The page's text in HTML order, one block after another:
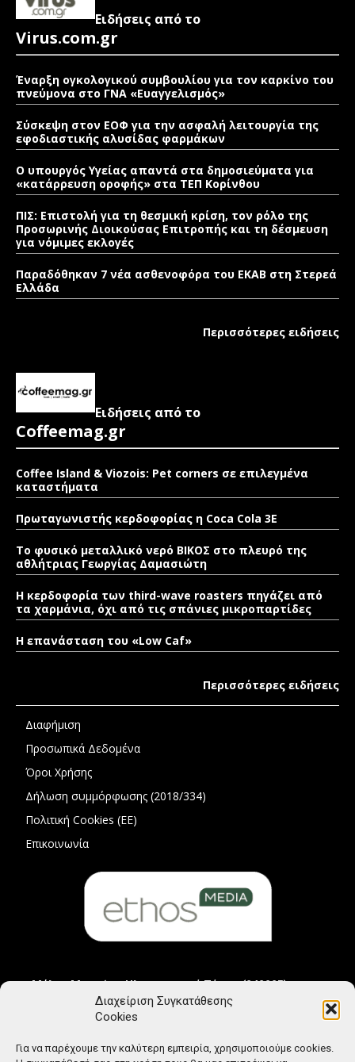
Διαχείριση Συγκατάθεσης
Cookies
Για να παρέχουμε την καλύτερη εμπειρία, χρησιμοποιούμε cookies.
Ειδήσεις από το
Virus.com.gr
Έναρξη ογκολογικού συμβουλίου για τον καρκίνο του
πνεύμονα στο ΓΝΑ «Ευαγγελισμός»
Σύσκεψη στον ΕΟΦ για την ασφαλή λειτουργία της
εφοδιαστικής αλυσίδας φαρμάκων
Ο υπουργός Υγείας απαντά στα δημοσιεύματα για
«κατάρρευση οροφής» στα ΤΕΠ Κορίνθου
ΠΙΣ: Επιστολή για τη θεσμική κρίση, τον ρόλο της
Προσωρινής Διοικούσας Επιτροπής και τη δέσμευση
για νόμιμες εκλογές
Παραδόθηκαν 7 νέα ασθενοφόρα του ΕΚΑΒ στη Στερεά
Ελλάδα
Περισσότερες ειδήσεις
Ειδήσεις από το
Coffeemag.gr
Coffee Island & Viozois: Pet corners σε επιλεγμένα
καταστήματα
Πρωταγωνιστής κερδοφορίας η Coca Cola 3E
Το φυσικό μεταλλικό νερό ΒΙΚΟΣ στο πλευρό της
αθλήτριας Γεωργίας Δαμασιώτη
Η κερδοφορία των third-wave roasters πηγάζει από
τα χαρμάνια, όχι από τις σπάνιες μικροπαρτίδες
Η επανάσταση του «Low Caf»
Περισσότερες ειδήσεις
Διαφήμιση
Προσωπικά Δεδομένα
Όροι Χρήσης
Δήλωση συμμόρφωσης (2018/334)
Πολιτική Cookies (ΕΕ)
Επικοινωνία
Μέλος Μητρώου Ηλεκτρονικού Τύπου (242225)